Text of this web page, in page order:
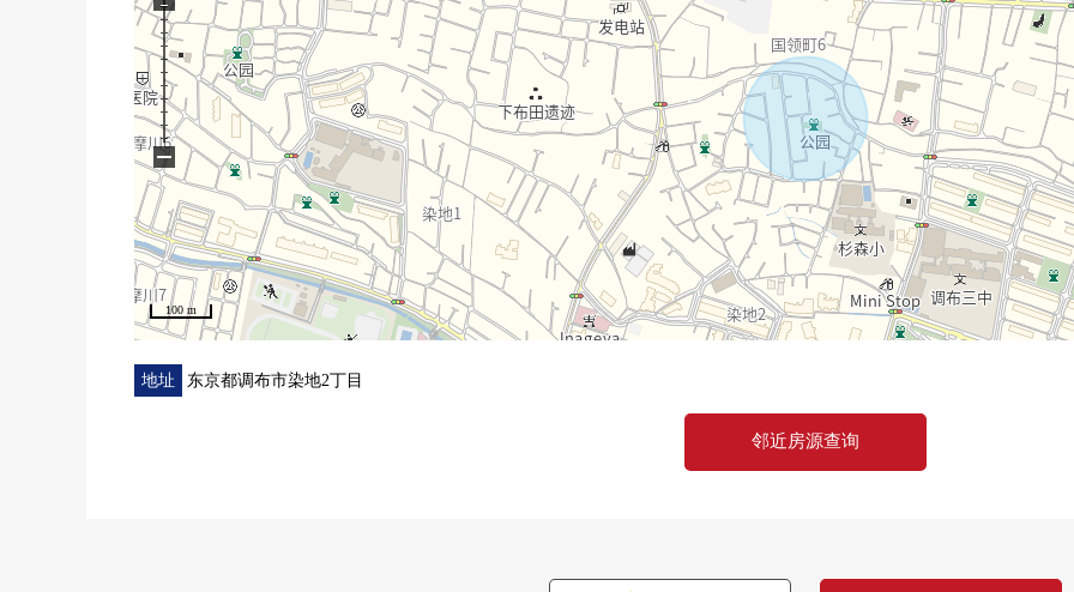
○ 也便于雨天的洗衣的浴室换气干燥机的
○ 有洗碗机的组合厨房
100 m
−
地址 东京都调布市染地2丁目
邻近房源查询